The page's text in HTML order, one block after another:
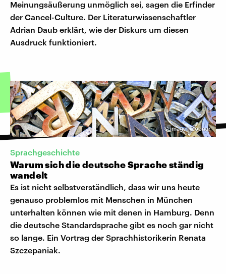
Meinungsäußerung unmöglich sei, sagen die Erfinder
der Cancel-Culture. Der Literaturwissenschaftler
Adrian Daub erklärt, wie der Diskurs um diesen
Ausdruck funktioniert.
©imago | Zoonar
Sprachgeschichte
Warum sich die deutsche Sprache ständig
wandelt
Es ist nicht selbstverständlich, dass wir uns heute
genauso problemlos mit Menschen in München
unterhalten können wie mit denen in Hamburg. Denn
die deutsche Standardsprache gibt es noch gar nicht
so lange. Ein Vortrag der Sprachhistorikerin Renata
Szczepaniak.